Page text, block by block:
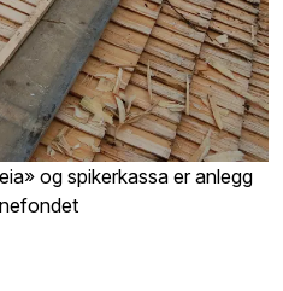
og spikerkassa er anlegg